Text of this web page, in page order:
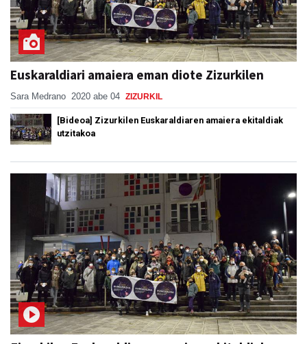
Euskaraldiari amaiera eman diote Zizurkilen
Sara Medrano 2020 abe 04 ZIZURKIL
[Bideoa] Zizurkilen Euskaraldiaren amaiera ekitaldiak
utzitakoa